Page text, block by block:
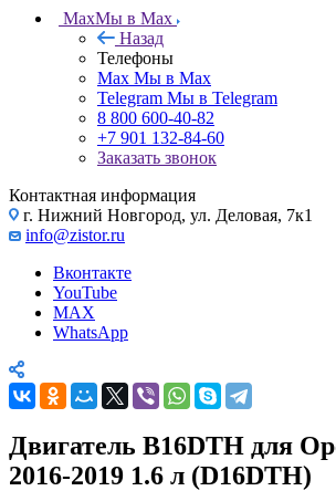
MaxМы в Max
Назад
Телефоны
Max Мы в Max
Telegram Мы в Telegram
8 800 600-40-82
+7 901 132-84-60
Заказать звонок
Контактная информация
г. Нижний Новгород, ул. Деловая, 7к1
info@zistor.ru
Вконтакте
YouTube
MAX
WhatsApp
Двигатель B16DTH для
2016-2019 1.6 л (D16DTH)